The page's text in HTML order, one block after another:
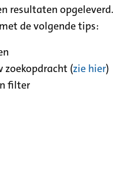
resultaten opgeleverd.
de volgende tips:
zoekopdracht (zie hier)
filter